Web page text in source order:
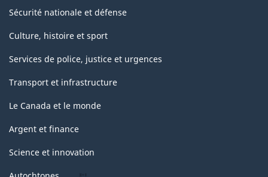
Sécurité nationale et défense
Culture, histoire et sport
Services de police, justice et urgences
Transport et infrastructure
Le Canada et le monde
Argent et finance
Science et innovation